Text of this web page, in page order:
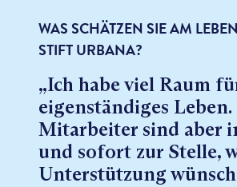
WAS SCHÄTZEN SIE AM
STIFT URBANA?
„Ich habe viel Raum
eigenständiges
Mitarbeiter sind aber
und sofort zur Stelle,
Unterstützung